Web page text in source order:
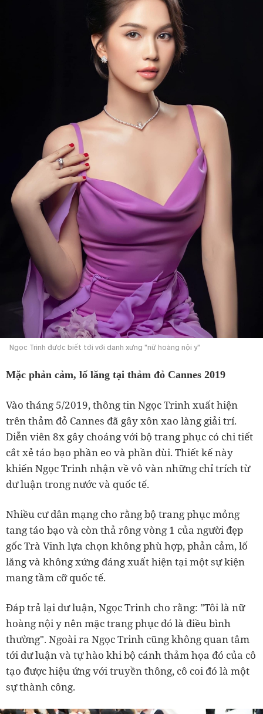
Ngọc Trinh được biết tới với danh xưng "nữ hoàng nội y"
Mặc phản cảm, lố lăng tại thảm đỏ Cannes 2019
Vào tháng 5/2019, thông tin Ngọc Trinh xuất hiện
trên thảm đỏ Cannes đã gây xôn xao làng giải trí.
Diễn viên 8x gây choáng với bộ trang phục có chi tiết
cắt xẻ táo bạo phần eo và phần đùi. Thiết kế này
khiến Ngọc Trinh nhận về vô vàn những chỉ trích từ
dư luận trong nước và quốc tế.
Nhiều cư dân mạng cho rằng bộ trang phục mỏng
tang táo bạo và còn thả rông vòng 1 của người đẹp
gốc Trà Vinh lựa chọn không phù hợp, phản cảm, lố
lăng và không xứng đáng xuất hiện tại một sự kiện
mang tầm cỡ quốc tế.
Đáp trả lại dư luận, Ngọc Trinh cho rằng: "Tôi là nữ
hoàng nội y nên mặc trang phục đó là điều bình
thường". Ngoài ra Ngọc Trinh cũng không quan tâm
tới dư luận và tự hào khi bộ cánh thảm họa đó của cô
tạo được hiệu ứng với truyền thông, cô coi đó là một
sự thành công.